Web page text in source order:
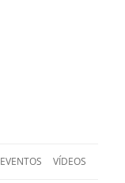
EVENTOS VÍDEOS